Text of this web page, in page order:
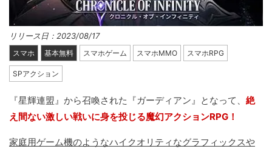
リリース日：2023/08/17
スマホ 基本無料 スマホゲーム スマホMMO スマホRPG
SPアクション
『星輝連盟』から召喚された『ガーディアン』となって、 絶
え間ない激しい戦いに身を投じる魔幻アクションRPG！
家庭用ゲーム機のようなハイクオリティなグラフィックスや